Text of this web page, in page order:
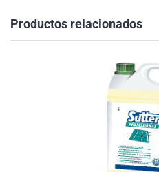
Productos relacionados